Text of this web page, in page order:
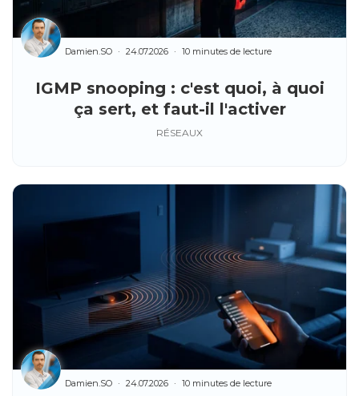
IGMP snooping : c'est quoi, à quoi
ça sert, et faut-il l'activer
Damien.SO 24.07.2026 10 minutes de lecture
RÉSEAUX
Damien.SO 24.07.2026 10 minutes de lecture